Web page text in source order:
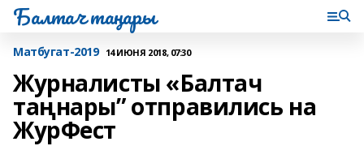
Балтач таңнары
Матбугат-2019 14 ИЮНЯ 2018, 07:30
Журналисты «Балтач
таңнары” отправились на
ЖурФест